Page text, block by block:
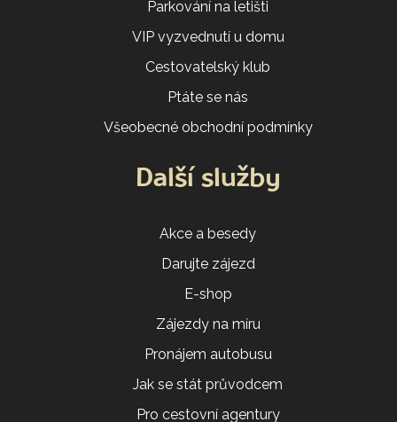
Parkování na letišti
VIP vyzvednutí u domu
Cestovatelský klub
Ptáte se nás
Všeobecné obchodní podmínky
Další služby
Akce a besedy
Darujte zájezd
E-shop
Zájezdy na míru
Pronájem autobusu
Jak se stát průvodcem
Pro cestovní agentury